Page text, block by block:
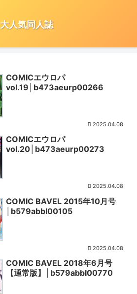
大人気同人誌
COMICエウロパ
vol.19│b473aeurp00266
2025.04.08
COMICエウロパ
vol.20│b473aeurp00273
2025.04.08
COMIC BAVEL 2015年10月号
│b579abbl00105
2025.04.08
COMIC BAVEL 2018年6月号
【通常版】│b579abbl00770